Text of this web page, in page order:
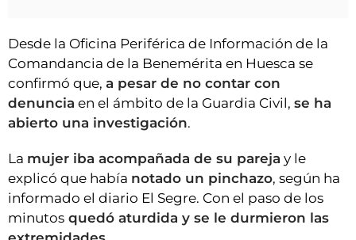
Desde la Oficina Periférica de Información de la
Comandancia de la Benemérita en Huesca se
confirmó que, a pesar de no contar con
denuncia en el ámbito de la Guardia Civil, se ha
abierto una investigación.
La mujer iba acompañada de su pareja y le
explicó que había notado un pinchazo, según ha
informado el diario El Segre. Con el paso de los
minutos quedó aturdida y se le durmieron las